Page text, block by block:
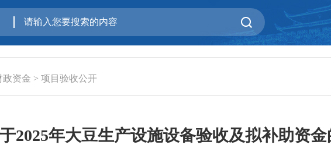
政资金 > 项目验收公开
2025年大豆生产设施设备验收及拟补助资